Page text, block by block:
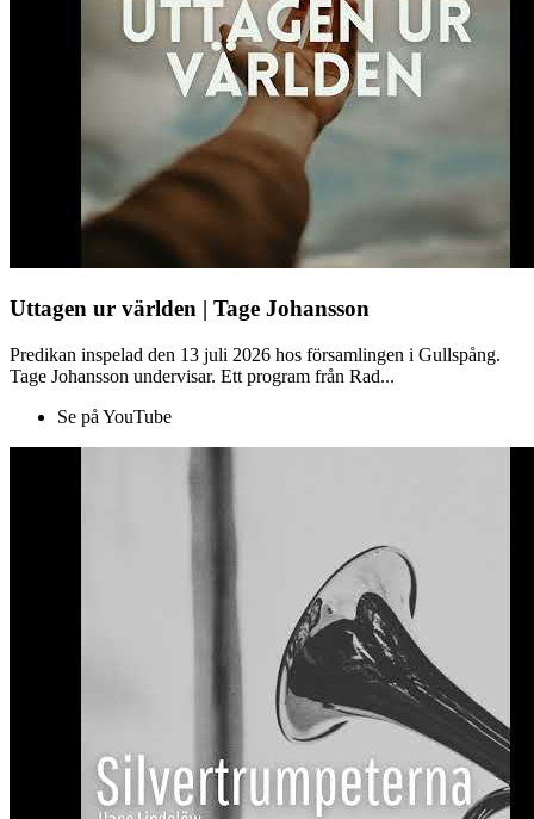
Uttagen ur världen | Tage Johansson
Predikan inspelad den 13 juli 2026 hos församlingen i Gullspång.
Tage Johansson undervisar. Ett program från Rad...
Se på YouTube